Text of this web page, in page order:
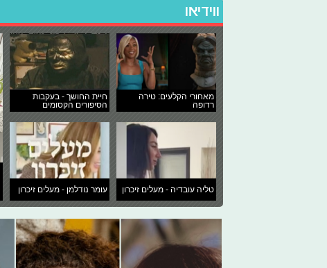
ווידיאו
מאחורי הקלעים: טירה
רדופה
חיית החושך - בעקבות
הסיפורים הקסומים
טליה עובדיה - מעלים זיכרון עומר נודלמן - מעלים זיכרון